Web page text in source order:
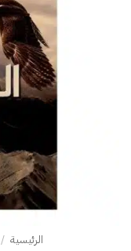
الرئيسية /